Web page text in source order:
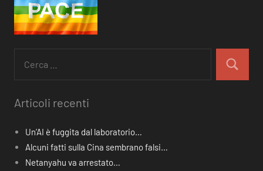
per:
Cerca
Articoli recenti
Un’AI è fuggita dal laboratorio…
Alcuni fatti sulla Cina sembrano falsi…
Netanyahu va arrestato…